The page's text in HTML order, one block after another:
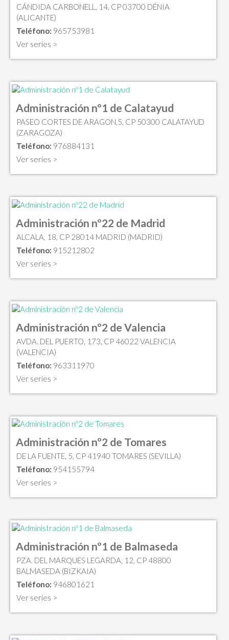
CÁNDIDA CARBONELL, 14, CP 03700 DÉNIA
(ALICANTE)
Teléfono: 965753981
Ver series >
Administración nº1 de Calatayud
PASEO CORTES DE ARAGON,5, CP 50300 CALATAYUD
(ZARAGOZA)
Teléfono: 976884131
Ver series >
Administración nº22 de Madrid
ALCALA, 18, CP 28014 MADRID (MADRID)
Teléfono: 915212802
Ver series >
Administración nº2 de Valencia
AVDA. DEL PUERTO, 173, CP 46022 VALENCIA
(VALENCIA)
Teléfono: 963311970
Ver series >
Administración nº2 de Tomares
DE LA FUENTE, 5, CP 41940 TOMARES (SEVILLA)
Teléfono: 954155794
Ver series >
Administración nº1 de Balmaseda
PZA. DEL MARQUES LEGARDA, 12, CP 48800
BALMASEDA (BIZKAIA)
Teléfono: 946801621
Ver series >